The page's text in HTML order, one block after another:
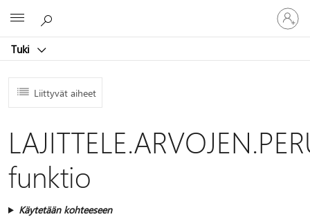
Tuki
Kirjaudu
sisään
tilille
Liittyvät aiheet
funktio
Käytetään kohteeseen